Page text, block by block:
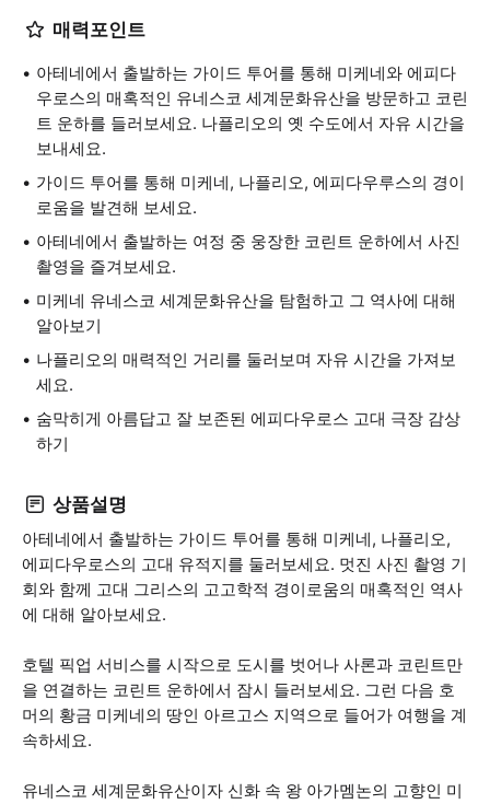
매력포인트
아테네에서 출발하는 가이드 투어를 통해 미케네와 에피다
우로스의 매혹적인 유네스코 세계문화유산을 방문하고 코린
트 운하를 들러보세요. 나플리오의 옛 수도에서 자유 시간을
보내세요.
가이드 투어를 통해 미케네, 나플리오, 에피다우루스의 경이
로움을 발견해 보세요.
아테네에서 출발하는 여정 중 웅장한 코린트 운하에서 사진
촬영을 즐겨보세요.
미케네 유네스코 세계문화유산을 탐험하고 그 역사에 대해
알아보기
나플리오의 매력적인 거리를 둘러보며 자유 시간을 가져보
세요.
숨막히게 아름답고 잘 보존된 에피다우로스 고대 극장 감상
하기
상품설명
아테네에서 출발하는 가이드 투어를 통해 미케네, 나플리오,
에피다우로스의 고대 유적지를 둘러보세요. 멋진 사진 촬영 기
회와 함께 고대 그리스의 고고학적 경이로움의 매혹적인 역사
에 대해 알아보세요.
호텔 픽업 서비스를 시작으로 도시를 벗어나 사론과 코린트만
을 연결하는 코린트 운하에서 잠시 들러보세요. 그런 다음 호
머의 황금 미케네의 땅인 아르고스 지역으로 들어가 여행을 계
속하세요.
유네스코 세계문화유산이자 신화 속 왕 아가멤논의 고향인 미